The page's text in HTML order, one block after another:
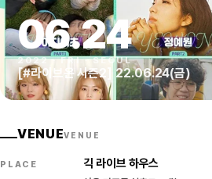
06.24
2022·FRI·SEOUL
[#라이브온 시즌2] 22.06.24(금)
VENUEVENUE
PLACE 긱 라이브 하우스